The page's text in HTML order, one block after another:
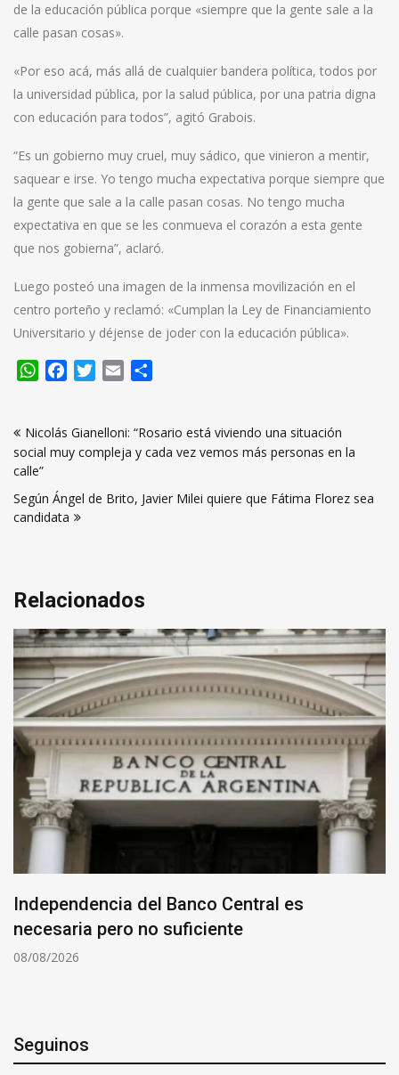
de la educación pública porque «siempre que la gente sale a la
calle pasan cosas».
«Por eso acá, más allá de cualquier bandera política, todos por
la universidad pública, por la salud pública, por una patria digna
con educación para todos”, agitó Grabois.
“Es un gobierno muy cruel, muy sádico, que vinieron a mentir,
saquear e irse. Yo tengo mucha expectativa porque siempre que
la gente que sale a la calle pasan cosas. No tengo mucha
expectativa en que se les conmueva el corazón a esta gente
que nos gobierna”, aclaró.
Luego posteó una imagen de la inmensa movilización en el
centro porteño y reclamó: «Cumplan la Ley de Financiamiento
Universitario y déjense de joder con la educación pública».
WhatsApp
FacebookTwitter
Email
de
entradas
Nicolás Gianelloni: “Rosario está viviendo una situación
social muy compleja y cada vez vemos más personas en la
calle”
Según Ángel de Brito, Javier Milei quiere que Fátima Florez sea
candidata
Relacionados
Independencia del Banco Central es
necesaria pero no suficiente
08/08/2026
Seguinos